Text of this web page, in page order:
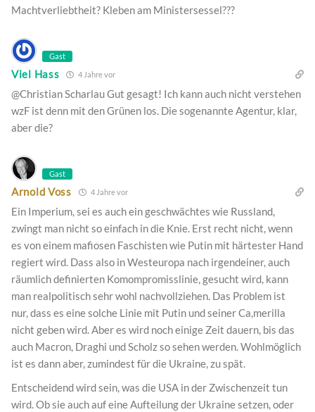
Machtverliebtheit? Kleben am Ministersessel???
Gast
Viel Hass 4 Jahre vor
@Christian Scharlau Gut gesagt! Ich kann auch nicht verstehen
wzF ist denn mit den Grünen los. Die sogenannte Agentur, klar,
aber die?
Gast
Arnold Voss 4 Jahre vor
Ein Imperium, sei es auch ein geschwächtes wie Russland,
zwingt man nicht so einfach in die Knie. Erst recht nicht, wenn
es von einem mafiosen Faschisten wie Putin mit härtester Hand
regiert wird. Dass also in Westeuropa nach irgendeiner, auch
räumlich definierten Komompromisslinie, gesucht wird, kann
man realpolitisch sehr wohl nachvollziehen. Das Problem ist
nur, dass es eine solche Linie mit Putin und seiner Ca,merilla
nicht geben wird. Aber es wird noch einige Zeit dauern, bis das
auch Macron, Draghi und Scholz so sehen werden. Wohlmöglich
ist es dann aber, zumindest für die Ukraine, zu spät.
Entscheidend wird sein, was die USA in der Zwischenzeit tun
wird. Ob sie auch auf eine Aufteilung der Ukraine setzen, oder